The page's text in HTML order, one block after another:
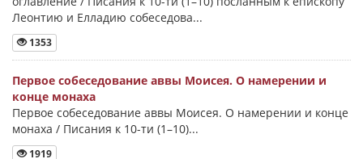
Леонтию и Елладию собеседова...
1353
Первое собеседование аввы Моисея. О намерении и
конце монаха
Первое собеседование аввы Моисея. О намерении и конце
монаха / Писания к 10-ти (1–10)...
1919